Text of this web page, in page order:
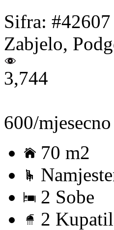
Sifra: #42607
Zabjelo,
3,744
600/
70 m2
2 Sobe
2